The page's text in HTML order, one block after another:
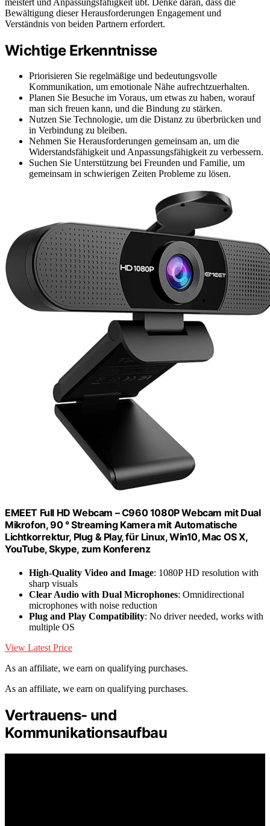
Bewältigung dieser Herausforderungen Engagement und
Verständnis von beiden Partnern erfordert.
Wichtige Erkenntnisse
Priorisieren Sie regelmäßige und bedeutungsvolle
Kommunikation, um emotionale Nähe aufrechtzuerhalten.
Planen Sie Besuche im Voraus, um etwas zu haben, worauf
man sich freuen kann, und die Bindung zu stärken.
Nutzen Sie Technologie, um die Distanz zu überbrücken und
in Verbindung zu bleiben.
Nehmen Sie Herausforderungen gemeinsam an, um die
Widerstandsfähigkeit und Anpassungsfähigkeit zu verbessern.
Suchen Sie Unterstützung bei Freunden und Familie, um
gemeinsam in schwierigen Zeiten Probleme zu lösen.
EMEET Full HD Webcam – C960 1080P Webcam mit Dual
Mikrofon, 90 ° Streaming Kamera mit Automatische
Lichtkorrektur, Plug & Play, für Linux, Win10, Mac OS X,
YouTube, Skype, zum Konferenz
High-Quality Video and Image: 1080P HD resolution with
sharp visuals
Clear Audio with Dual Microphones: Omnidirectional
microphones with noise reduction
Plug and Play Compatibility: No driver needed, works with
multiple OS
View Latest Price
As an affiliate, we earn on qualifying purchases.
As an affiliate, we earn on qualifying purchases.
Vertrauens- und
Kommunikationsaufbau